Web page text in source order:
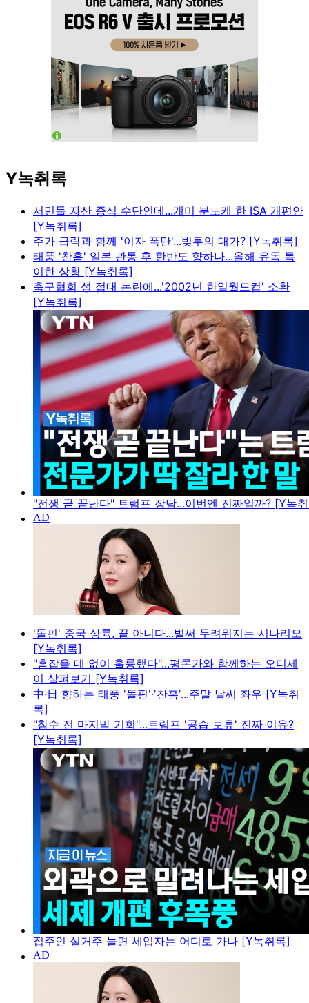
Y녹취록
서민들 자산 증식 수단인데...개미 분노케 한 ISA 개편안
[Y녹취록]
주가 급락과 함께 '이자 폭탄'...빚투의 대가? [Y녹취록]
태풍 '찬홈' 일본 관통 후 한반도 향하나...올해 유독 특
이한 상황 [Y녹취록]
축구협회 성 접대 논란에...'2002년 한일월드컵' 소환
[Y녹취록]
"전쟁 곧 끝난다" 트럼프 장담...이번엔 진짜일까? [Y녹
'돌핀' 중국 상륙, 끝 아니다...벌써 두려워지는 시나리오
[Y녹취록]
"흠잡을 데 없이 훌륭했다"...평론가와 함께하는 오디세
이 살펴보기 [Y녹취록]
中·日 향하는 태풍 '돌핀'·'찬홈'...주말 날씨 좌우 [Y녹취
록]
"참수 전 마지막 기회"...트럼프 '공습 보류' 진짜 이유?
[Y녹취록]
집주인 실거주 늘면 세입자는 어디로 가나 [Y녹취록]